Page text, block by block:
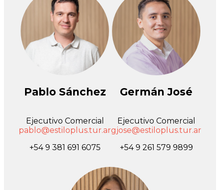
Pablo Sánchez
Ejecutivo Comercial
pablo@estiloplus.tur.ar
+54 9 381 691 6075
Germán José
Ejecutivo Comercial
gjose@estiloplus.tur.ar
+54 9 261 579 9899